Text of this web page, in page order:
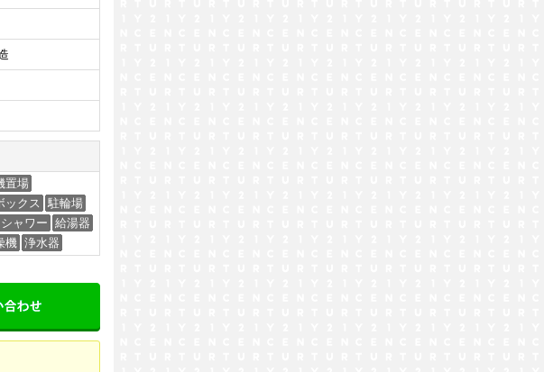
置場
ックス
駐輪場
シャワー 給湯器
機 浄水器